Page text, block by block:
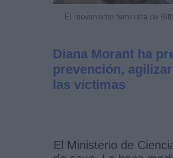
El movimiento feminista de
Diana Morant ha
prevención,
las víctimas
El Ministerio de